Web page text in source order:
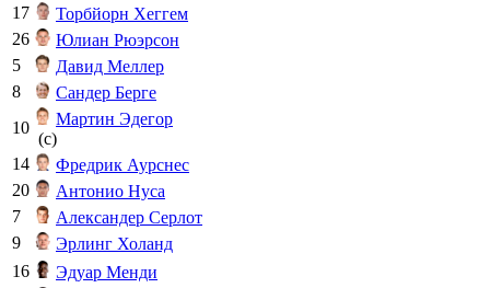
17
Торбйорн Хеггем
26
Юлиан Рюэрсон
5
Давид Меллер
8
Сандер Берге
10
Мартин Эдегор
(c)
14
Фредрик Аурснес
20
Антонио Нуса
7
Александер Серлот
9
Эрлинг Холанд
16
Эдуар Менди